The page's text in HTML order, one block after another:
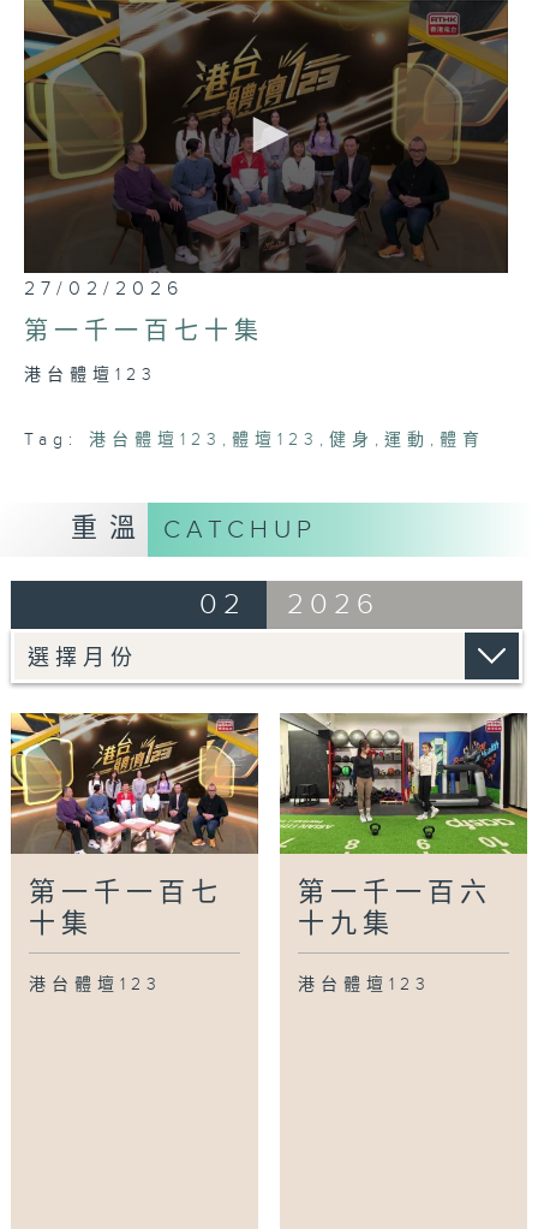
0
seconds
of
46
40
27/02/2026
第一千一百七十集
港台體壇123
Tag: 港台體壇123 ,體壇123 ,健身 ,運動 ,體育
重溫 CATCHUP
02 2026
第一千一百七
十集
港台體壇123
第一千一百六
十九集
港台體壇123